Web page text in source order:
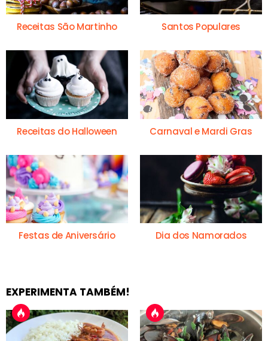
Receitas São Martinho Santos Populares
Receitas do Halloween Carnaval e Mardi Gras
Festas de Aniversário Dia dos Namorados
EXPERIMENTA TAMBÉM!